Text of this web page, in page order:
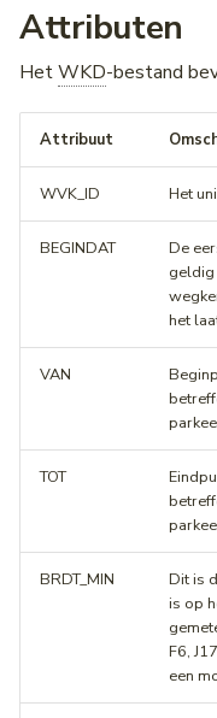
Attributen
HetWKD-bestand
Attribuut
WVK_ID Het
BEGINDAT
De
geldig
het
VAN
TOT
BRDT_MIN
Dit is
is op
F6,
een